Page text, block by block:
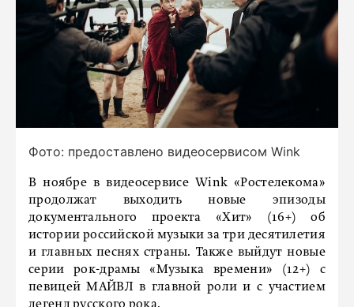
Фото: предоставлено видеосервисом Wink
В ноябре в видеосервисе Wink «Ростелекома»
продолжат выходить новые эпизоды
документального проекта «Хит» (16+) об
истории российской музыки за три десятилетия
и главных песнях страны. Также выйдут новые
серии рок-драмы «Музыка времени» (12+) с
певицей МАЙВЛ в главной роли и с участием